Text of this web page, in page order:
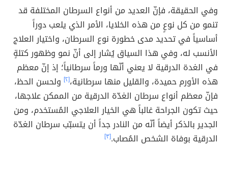
وفي الحقيقة، فإنّ العديد من أنواع السرطان المختلفة قد
تنمو من كل نوعٍ من هذه الخلايا، الأمر الذي يلعب دوراً
أساسياً في تحديد مدى خطورة نوع السرطان، واختيار العلاج
الأنسب له، وفي هذا السياق يُشار إلى أنّ نمو وظهور كتلةٍ
في الغدة الدرقية لا يعني أنّها ورماً سرطانياً؛ إذ إنّ معظم
هذه الأورم حميدة، والقليل منها سرطانية،[٢]
ولحسن الحظ،
فإنّ معظم أنواع سرطان الغدّة الدرقية من الممكن علاجها،
حيث تكون الجراحة غالباً هي الخيار العلاجي المُستخدم، ومن
الجدير بالذكر أيضاً أنّه من النادر جداً أن يتسبّب سرطان الغدّة
الدرقية بوفاة الشخص المُصاب.[٣]